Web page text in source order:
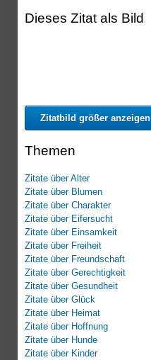
Dieses Zitat als Bild
Zitatbild größer anzeigen
Themen
Zitate über Alter
Zitate über Blumen
Zitate über Charakter
Zitate über Eifersucht
Zitate über Einsamkeit
Zitate über Freiheit
Zitate über Freundschaft
Zitate über Gerechtigkeit
Zitate über Gesundheit
Zitate über Glück
Zitate über Heimat
Zitate über Hoffnung
Zitate über Hunde
Zitate über Kinder